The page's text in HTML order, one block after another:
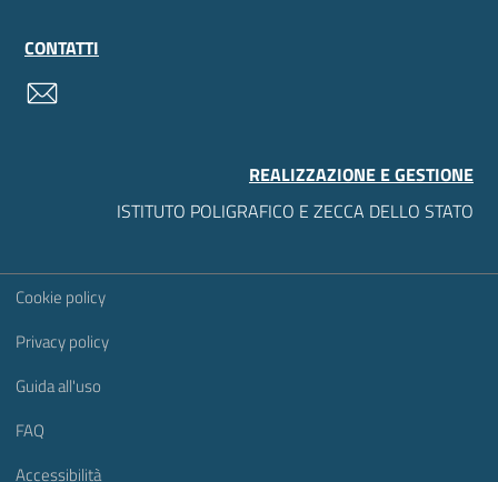
CONTATTI
REALIZZAZIONE E GESTIONE
ISTITUTO POLIGRAFICO E ZECCA DELLO STATO
Sezione Link Utili
Cookie policy
Privacy policy
Guida all'uso
FAQ
Accessibilità